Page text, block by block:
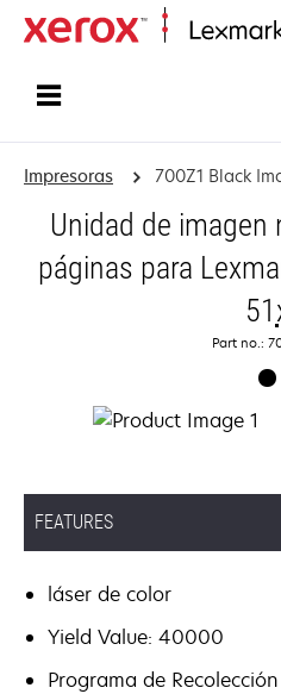
Impresoras 700Z1 Black
Unidad de imagen
páginas para
51
Part no.:
FEATURES
láser de color
Yield Value: 40000
Programa de